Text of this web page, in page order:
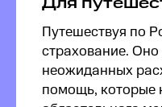
Путешествуя по
страхование.
неожиданных
помощь, которые